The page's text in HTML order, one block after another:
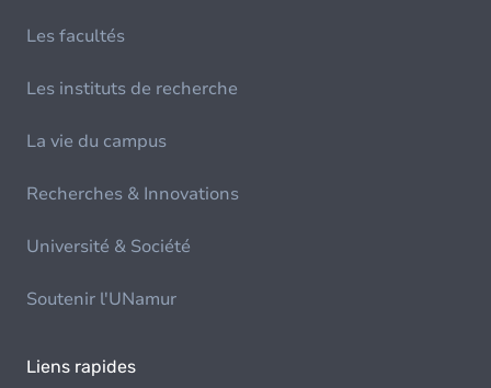
Les facultés
Les instituts de recherche
La vie du campus
Recherches & Innovations
Université & Société
Soutenir l'UNamur
Liens rapides